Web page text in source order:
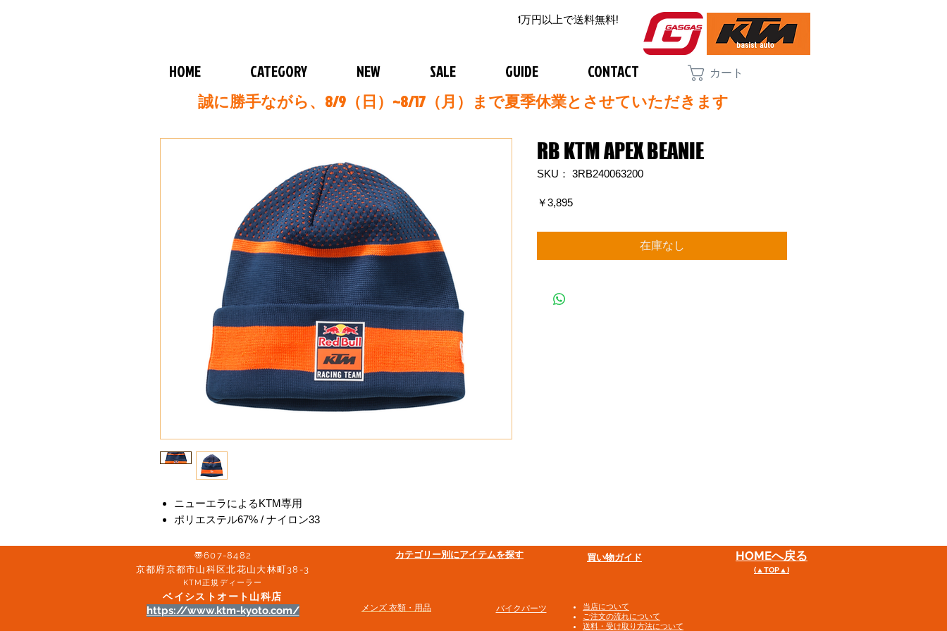
1万円以上で送料無料!
HOME CATEGORY NEW SALE GUIDE CONTACT カート
誠に勝手ながら、8/9（日）~8/17（月）まで夏季休業とさせていただきます
ニューエラによるKTM専用
ポリエステル67% / ナイロン33
RB KTM APEX BEANIE
SKU： 3RB240063200
￥3,895価
在庫なし
〠607-8482
京都府京都市山科区北花山大林町38-3​
KTM正規ディーラー
ベイシストオート山科店
https://www.ktm-kyoto.com/
​カテゴリー別にアイテムを探す
メンズ 衣類・用品 バイクパーツ
買い物ガイド HOMEへ戻る
(▲TOP▲)
​当店について
ご注文の流れについて
送料・受け取り方法について